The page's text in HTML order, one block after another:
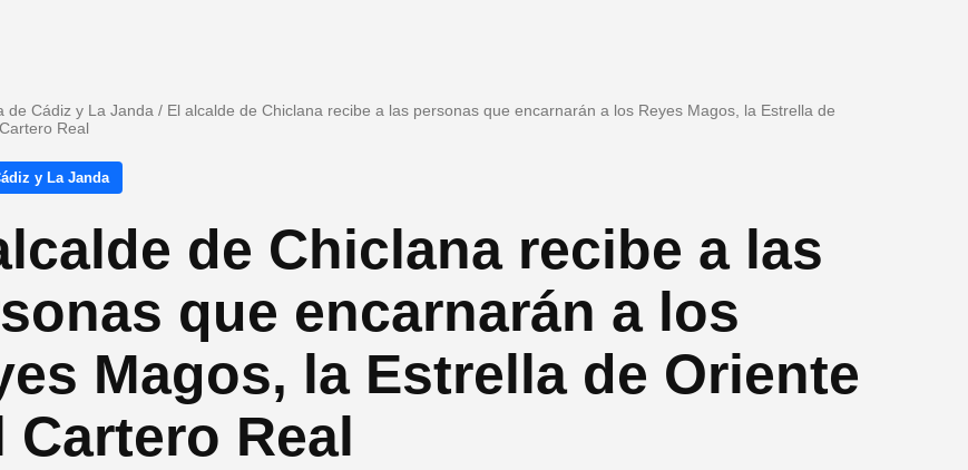
de Cádiz y La Janda / El alcalde de Chiclana recibe a las personas que encarnarán a los Reyes Magos, la Estrella de
Real
y La Janda
de Chiclana recibe a las
que encarnarán a los
Magos, la Estrella de Oriente
Cartero Real